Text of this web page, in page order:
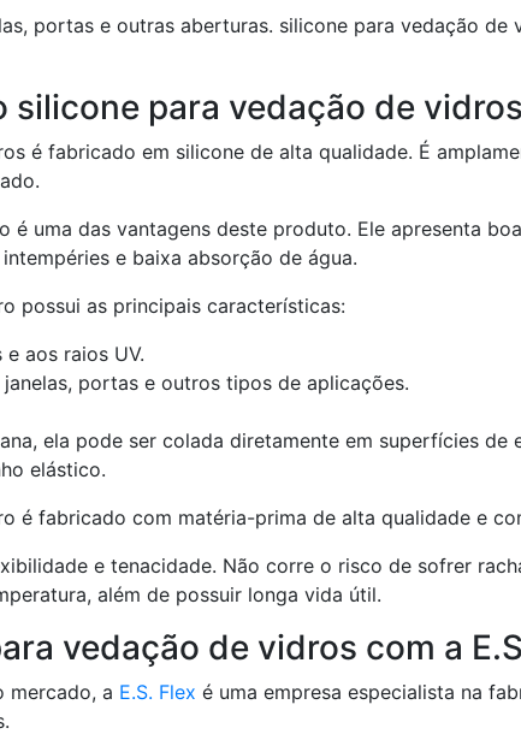
portas e outras aberturas. silicone para vedação
silicone para vedação de vidros
é fabricado em silicone de alta qualidade. É
é uma das vantagens deste produto. Ele apresenta
e baixa absorção de água.
possui as principais características:
aos raios UV.
portas e outros tipos de aplicações.
ela pode ser colada diretamente em superfícies
elástico.
é fabricado com matéria-prima de alta qualidade e
e tenacidade. Não corre o risco de sofrer
além de possuir longa vida útil.
vedação de vidros com a
mercado, a E.S. Flex é uma empresa especialista na